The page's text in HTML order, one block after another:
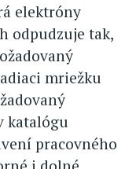
elektróny
odpudzuje tak,
mriežku
katalógu
pracovného